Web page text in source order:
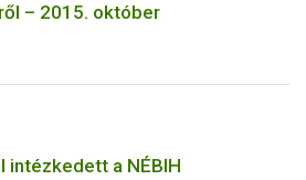
– 2015. október
a NÉBIH